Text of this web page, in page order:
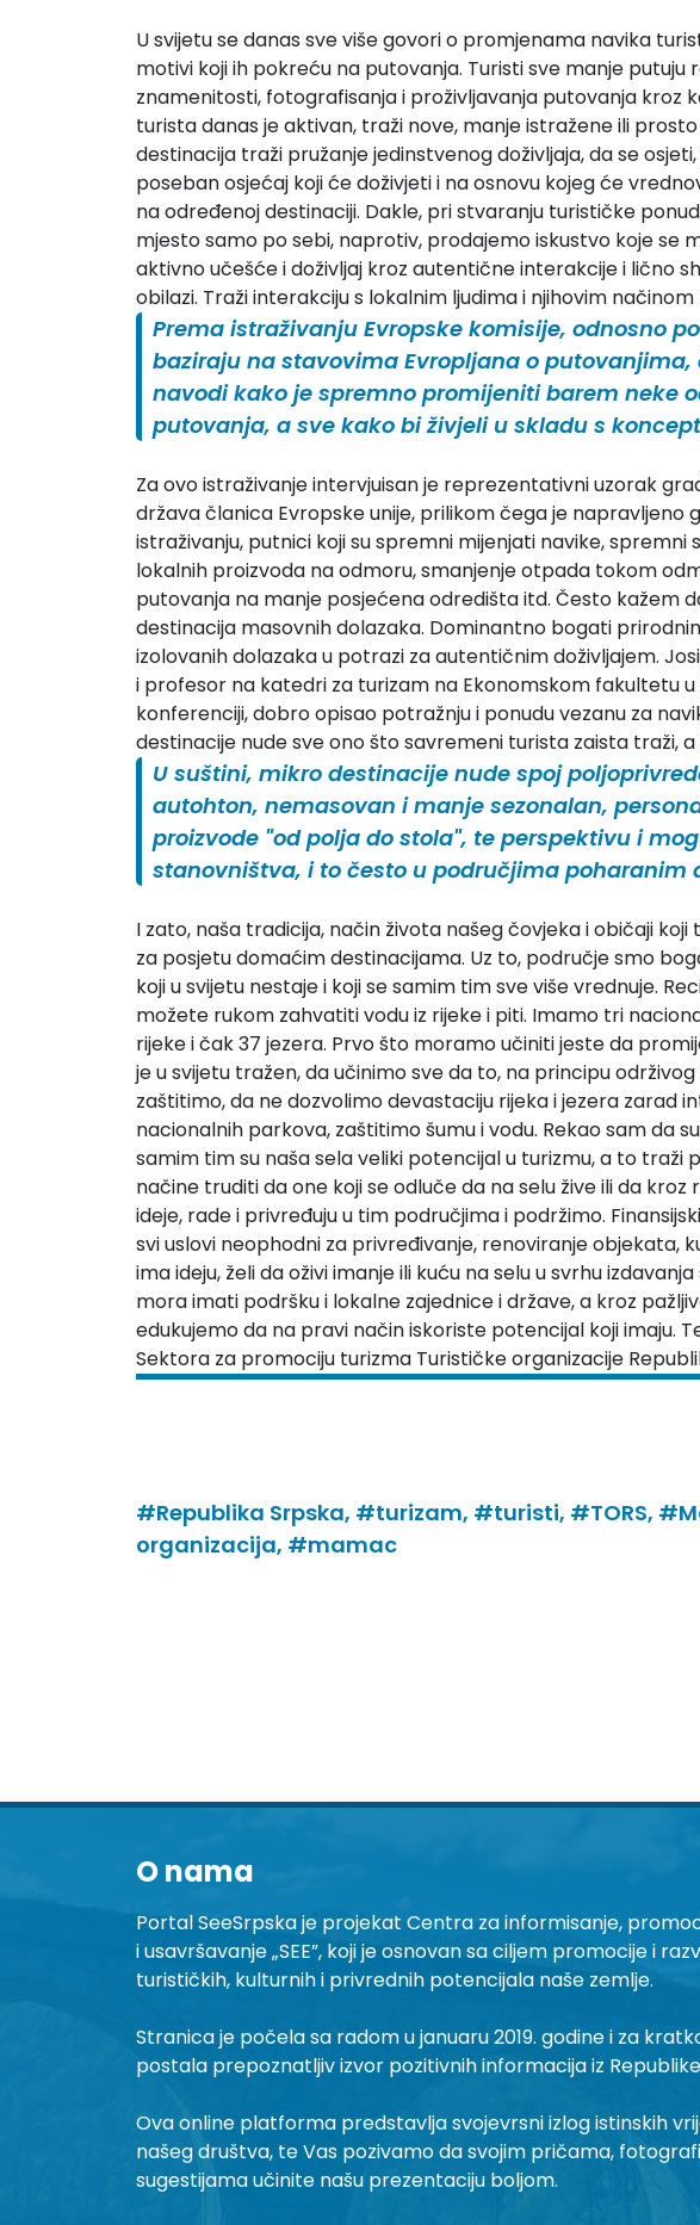
U svijetu se danas sve više govori o promjenama navika
motivi koji ih pokreću na putovanja. Turisti sve manje putuju
znamenitosti, fotografisanja i proživljavanja putovanja kroz
turista danas je aktivan, traži nove, manje istražene ili
destinacija traži pružanje jedinstvenog doživljaja, da se
poseban osjećaj koji će doživjeti i na osnovu kojeg će
na određenoj destinaciji. Dakle, pri stvaranju turističke
mjesto samo po sebi, naprotiv, prodajemo iskustvo koje se
aktivno učešće i doživljaj kroz autentične interakcije i lično
obilazi. Traži interakciju s lokalnim ljudima i njihovim načinom
Prema istraživanju Evropske komisije, odnosno
baziraju na stavovima Evropljana o
navodi kako je spremno promijeniti barem neke
putovanja, a sve kako bi živjeli u skladu s
Za ovo istraživanje intervjuisan je reprezentativni uzorak
država članica Evropske unije, prilikom čega je napravljeno
istraživanju, putnici koji su spremni mijenjati navike,
lokalnih proizvoda na odmoru, smanjenje otpada tokom
putovanja na manje posjećena odredišta itd. Često kažem
destinacija masovnih dolazaka. Dominantno bogati
izolovanih dolazaka u potrazi za autentičnim doživljajem.
i profesor na katedri za turizam na Ekonomskom fakultetu
konferenciji, dobro opisao potražnju i ponudu vezanu za
destinacije nude sve ono što savremeni turista zaista traži,
U suštini, mikro destinacije nude spoj
autohton, nemasovan i manje sezonalan,
proizvode "od polja do stola", te perspektivu i
stanovništva, i to često u područjima poharanim
I zato, naša tradicija, način života našeg čovjeka i običaji
za posjetu domaćim destinacijama. Uz to, područje smo
koji u svijetu nestaje i koji se samim tim sve više vrednuje.
možete rukom zahvatiti vodu iz rijeke i piti. Imamo tri
rijeke i čak 37 jezera. Prvo što moramo učiniti jeste da
je u svijetu tražen, da učinimo sve da to, na principu
zaštitimo, da ne dozvolimo devastaciju rijeka i jezera zarad
nacionalnih parkova, zaštitimo šumu i vodu. Rekao sam da
samim tim su naša sela veliki potencijal u turizmu, a to traži
načine truditi da one koji se odluče da na selu žive ili da
ideje, rade i privređuju u tim područjima i podržimo.
svi uslovi neophodni za privređivanje, renoviranje objekata,
ima ideju, želi da oživi imanje ili kuću na selu u svrhu
mora imati podršku i lokalne zajednice i države, a kroz
edukujemo da na pravi način iskoriste potencijal koji imaju.
Sektora za promociju turizma Turističke organizacije
#Republika Srpska, #turizam, #turisti, #TORS,
organizacija, #mamac
O nama
Portal SeeSrpska je projekat Centra za informisanje,
i usavršavanje „SEE”, koji je osnovan sa ciljem promocije i
turističkih, kulturnih i privrednih potencijala naše zemlje.
Stranica je počela sa radom u januaru 2019. godine i za
postala prepoznatljiv izvor pozitivnih informacija iz
Ova online platforma predstavlja svojevrsni izlog istinskih
našeg društva, te Vas pozivamo da svojim pričama,
sugestijama učinite našu prezentaciju boljom.